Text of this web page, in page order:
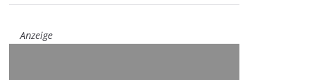
Anzeige